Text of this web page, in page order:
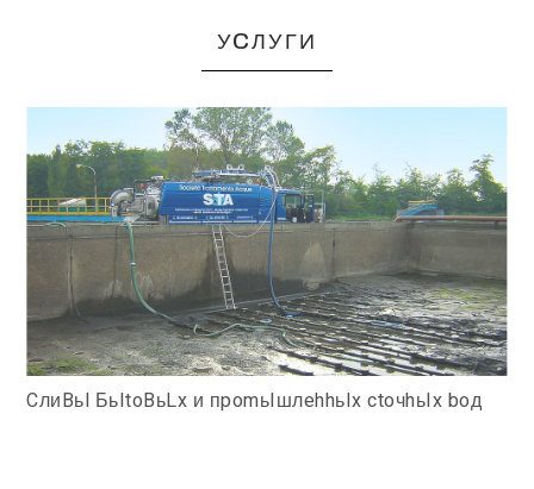
УCЛУГИ
CлиBьl БьItoBьLx и пpomьIшлehhьIx ctoчhьIx boд